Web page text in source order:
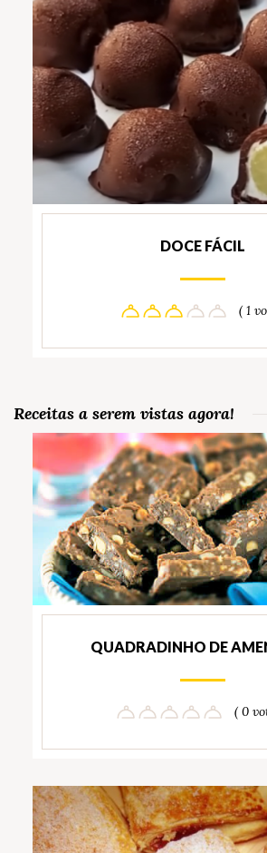
DOCE FÁCIL
( 1
Receitas a serem vistas agora!
QUADRADINHO DE
( 0